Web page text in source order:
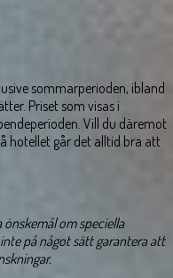
sommarperioden, ibland
Priset som visas i
Vill du däremot
hotellet går det alltid bra att
om speciella
på något sätt garantera att